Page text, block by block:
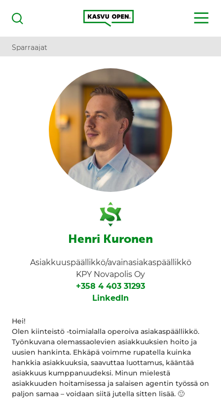
Haku
Kasvu Open
MENU
Sparraajat
Henri Kuronen
Asiakkuuspäällikkö/avainasiakaspäällikkö
KPY Novapolis Oy
+358 4 403 31293
LinkedIn
Hei!
Olen kiinteistö -toimialalla operoiva asiakaspäällikkö.
Työnkuvana olemassaolevien asiakkuuksien hoito ja
uusien hankinta. Ehkäpä voimme rupatella kuinka
hankkia asiakkuuksia, saavuttaa luottamus, kääntää
asiakkuus kumppanuudeksi. Minun mielestä
asiakkuuden hoitamisessa ja salaisen agentin työssä on
paljon samaa – voidaan siitä jutella sitten lisää. 🙂